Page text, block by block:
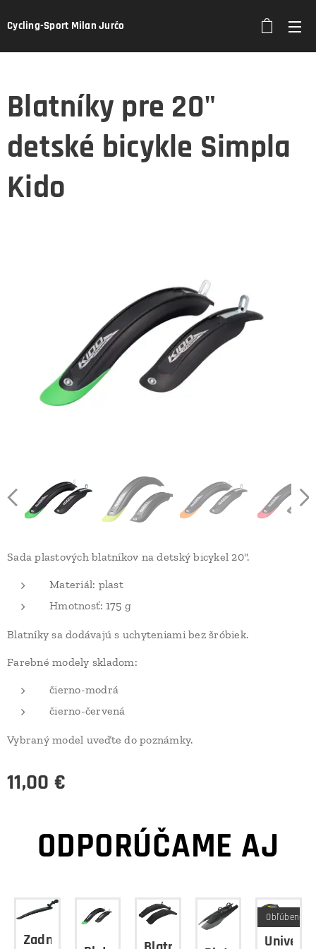
Cycling-Sport Milan Jurčo
Blatníky pre 20"
detské bicykle Simpla
Kido
Sada plastových blatníkov na detský bicykel 20".
Materiál: plast
Hmotnosť: 175 g
Blatníky sa dodávajú s uchyteniami bez šróbiek.
Farebné modely skladom:
čierno-modrá
čierno-červená
Vybraný model uveďte do poznámky.
11,00 €
ODPORÚČAME AJ
Zadný
Obľúbené